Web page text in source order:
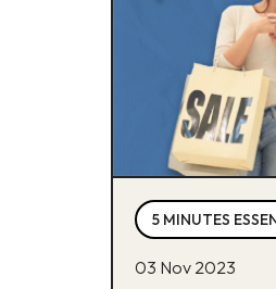
5 MINUTES
03 Nov 2023